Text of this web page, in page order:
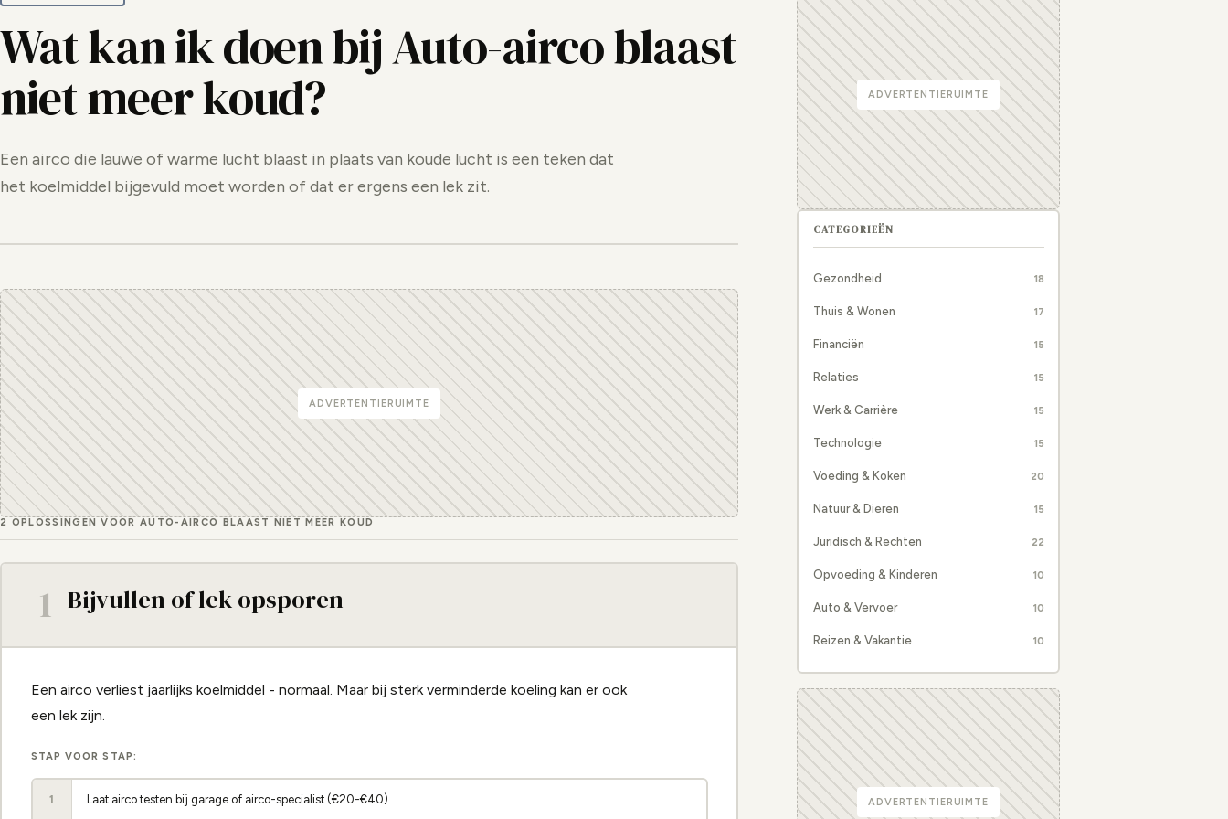
Wat kan ik doen bij Auto-airco blaast
niet meer koud?
Een airco die lauwe of warme lucht blaast in plaats van koude lucht is een teken dat
het koelmiddel bijgevuld moet worden of dat er ergens een lek zit.
ADVERTENTIERUIMTE
2 OPLOSSINGEN VOOR AUTO-AIRCO BLAAST NIET MEER KOUD
1 Bijvullen of lek opsporen
Een airco verliest jaarlijks koelmiddel - normaal. Maar bij sterk verminderde koeling kan er ook
een lek zijn.
STAP VOOR STAP:
1 Laat airco testen bij garage of airco-specialist (€20-€40)
ADVERTENTIERUIMTE
CATEGORIEËN
Gezondheid 18
Thuis & Wonen 17
Financiën 15
Relaties 15
Werk & Carrière 15
Technologie 15
Voeding & Koken 20
Natuur & Dieren 15
Juridisch & Rechten 22
Opvoeding & Kinderen 10
Auto & Vervoer 10
Reizen & Vakantie 10
ADVERTENTIERUIMTE